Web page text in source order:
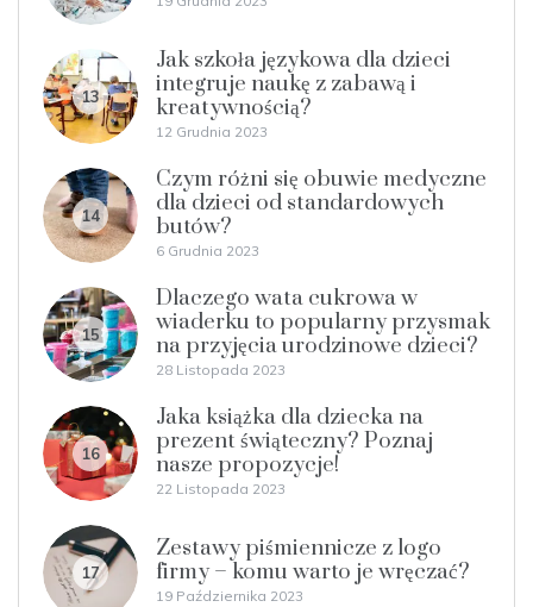
13
Jak szkoła językowa dla dzieci
integruje naukę z zabawą i
kreatywnością?
12 Grudnia 2023
14
Czym różni się obuwie medyczne
dla dzieci od standardowych
butów?
6 Grudnia 2023
15
Dlaczego wata cukrowa w
wiaderku to popularny przysmak
na przyjęcia urodzinowe dzieci?
28 Listopada 2023
16
Jaka książka dla dziecka na
prezent świąteczny? Poznaj
nasze propozycje!
22 Listopada 2023
17
Zestawy piśmiennicze z logo
firmy – komu warto je wręczać?
19 Października 2023